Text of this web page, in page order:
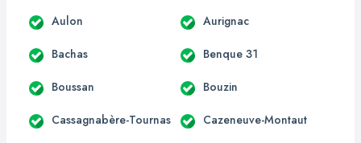
Aulon Aurignac
Bachas Benque 31
Boussan Bouzin
Cassagnabère-Tournas Cazeneuve-Montaut